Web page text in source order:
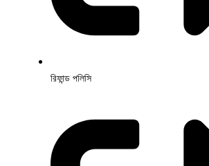
রিফান্ড পলিসি